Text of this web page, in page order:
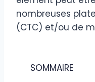
nombreuses
(CTC) et/ou de
SOMMAIRE